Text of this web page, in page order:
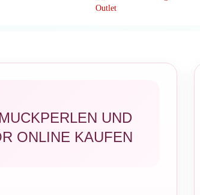
UND
ONLINE KAUFEN